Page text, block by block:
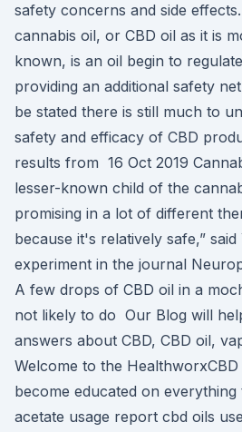
safety concerns and side
cannabis oil, or CBD oil as it is
known, is an oil begin to
providing an additional safety
be stated there is still much to
safety and efficacy of CBD
results from 16 Oct 2019
lesser-known child of the
promising in a lot of different
because it's relatively safe,” said
experiment in the journal
A few drops of CBD oil in a
not likely to do Our Blog will
answers about CBD, CBD oil,
Welcome to the
become educated on
acetate usage report cbd oils